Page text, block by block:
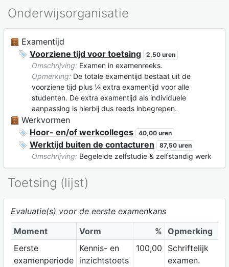
Onderwijsorganisatie
Examentijd
Voorziene tijd voor toetsing
2,50 uren
Omschrijving: Examen in examenreeks.
Opmerking: De totale examentijd bestaat uit de
voorziene tijd plus ¼ extra examentijd voor alle
studenten. De extra examentijd als individuele
aanpassing is hierbij dus reeds inbegrepen.
Werkvormen
Hoor- en/of werkcolleges
40,00 uren
Werktijd buiten de contacturen 87,50 uren
Omschrijving: Begeleide zelfstudie & zelfstandig werk
Toetsing (lijst)
Evaluatie(s) voor de eerste examenkans
Moment
Vorm % Opmerking
Eerste
examenperiode
Kennis- en
inzichtstoets
100,00
Schriftelijk
examen.